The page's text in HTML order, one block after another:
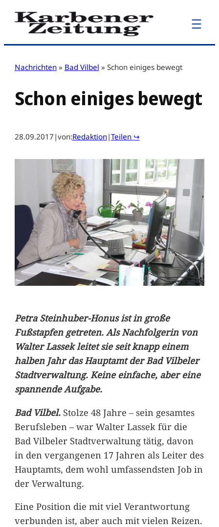
Zum
Inhalt
Nachrichten » Bad Vilbel » Schon einiges bewegt
Schon einiges bewegt
28.09.2017 |von:Redaktion|Teilen ↪
Petra Steinhuber-Honus ist in große
Fußstapfen getreten. Als Nachfolgerin von
Walter Lassek leitet sie seit knapp einem
halben Jahr das Hauptamt der Bad Vilbeler
Stadtverwaltung. Keine einfache, aber eine
spannende Aufgabe.
Bad Vilbel. Stolze 48 Jahre – sein gesamtes
Berufsleben – war Walter Lassek für die
Bad Vilbeler Stadtverwaltung tätig, davon
in den vergangenen 17 Jahren als Leiter des
Hauptamts, dem wohl umfassendsten Job in
der Verwaltung.
Eine Position die mit viel Verantwortung
verbunden ist, aber auch mit vielen Reizen.